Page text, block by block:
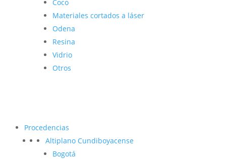
Coco
Materiales cortados a láser
Odena
Resina
Vidrio
Otros
Procedencias
Altiplano Cundiboyacense
Bogotá